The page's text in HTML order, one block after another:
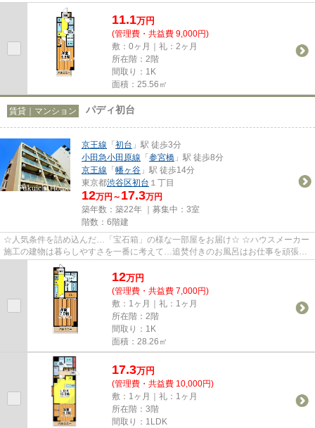
(^^♪生活のしやすい環境と設備の...
11.1万円
(管理費・共益費 9,000円)
敷：0ヶ月｜礼：2ヶ月
所在階：2階
間取り：1K
面積：25.56㎡
賃貸｜マンション パディ初台
京王線 「初台 」駅 徒歩3分
小田急小田原線 「参宮橋 」駅 徒歩8分
京王線 「幡ヶ谷 」駅 徒歩14分
東京都渋谷区初台 １丁目
12万円～ 17.3万円
築年数：築22年 ｜募集中： 3室
階数：6階建
☆人気条件を詰め込んだ…「宝石箱」の様な一部屋をお届け☆ ☆ハウスメーカー
施工の建物は暮らしやすさを一番に考えて…追焚付きのお風呂はお仕事を頑張る
あなたに…カウンターキッチンは毎...
12万円
(管理費・共益費 7,000円)
敷：1ヶ月｜礼：1ヶ月
所在階：2階
間取り：1K
面積：28.26㎡
17.3万円
(管理費・共益費 10,000円)
敷：1ヶ月｜礼：1ヶ月
所在階：3階
間取り：1LDK